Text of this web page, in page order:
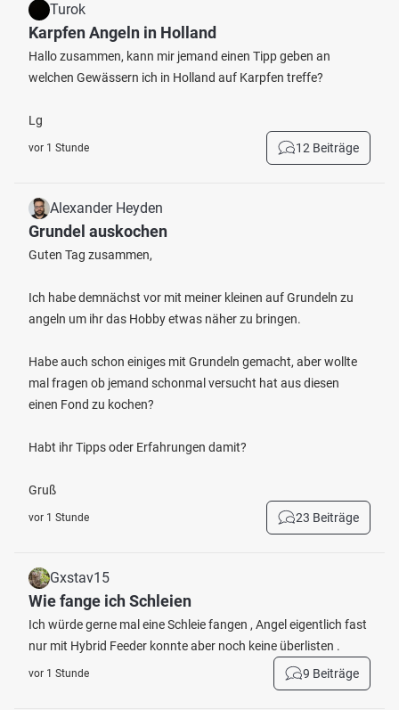
Turok
Karpfen Angeln in Holland
Hallo zusammen, kann mir jemand einen Tipp geben an
welchen Gewässern ich in Holland auf Karpfen treffe?
Lg
vor 1 Stunde 12 Beiträge
Alexander Heyden
Grundel auskochen
Guten Tag zusammen,
Ich habe demnächst vor mit meiner kleinen auf Grundeln zu
angeln um ihr das Hobby etwas näher zu bringen.
Habe auch schon einiges mit Grundeln gemacht, aber wollte
mal fragen ob jemand schonmal versucht hat aus diesen
einen Fond zu kochen?
Habt ihr Tipps oder Erfahrungen damit?
Gruß
vor 1 Stunde 23 Beiträge
Gxstav15
Wie fange ich Schleien
Ich würde gerne mal eine Schleie fangen , Angel eigentlich fast
nur mit Hybrid Feeder konnte aber noch keine überlisten .
vor 1 Stunde 9 Beiträge